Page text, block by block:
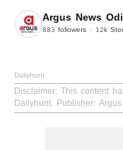
Argus News
883 followers 12k
Dailyhunt
Disclaimer: This content
Dailyhunt. Publisher: